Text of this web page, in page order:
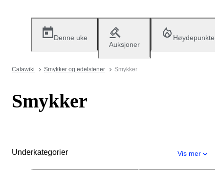
Denne uke
Auksjoner
Høydepunkter
Catawiki Smykker og edelstener Smykker
Smykker
Underkategorier Vis mer